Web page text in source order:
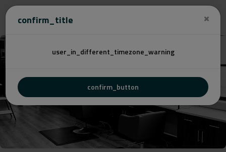
confirm_title
user_in_different_timezone_warning
confirm_button